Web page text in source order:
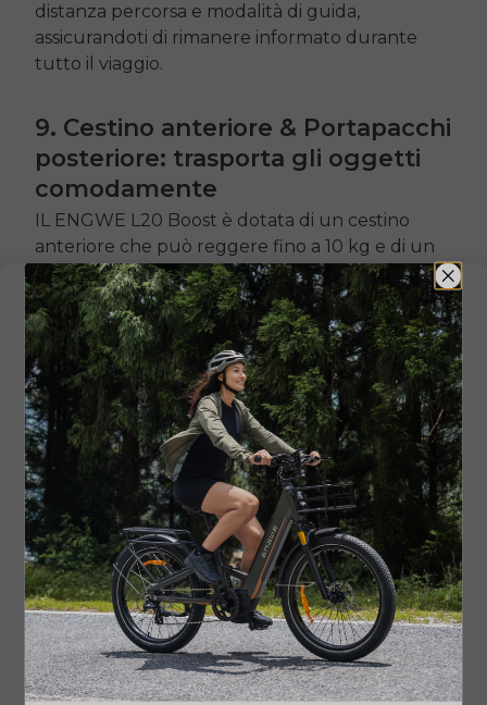
distanza percorsa e modalità di guida,
assicurandoti di rimanere informato durante
tutto il viaggio.
9. Cestino anteriore & Portapacchi
posteriore: trasporta gli oggetti
comodamente
IL ENGWE L20 Boost è dotata di un cestino
anteriore che può reggere fino a 10 kg e di un
portapacchi posteriore che può reggere fino a
25 kg, consentendoti di trasportare facilmente i
tuoi effetti personali e aumentando la praticità
della bici.
10. Luci & Freni: guida in sicurezza
Questa bici elettrica è dotata di luci anteriori,
posteriori e di freni, nonché di freni meccanici. Il
sistema di illuminazione integrato migliora la
visibilità in condizioni di scarsa illuminazione,
mentre i freni a disco meccanici forniscono una
forza frenante affidabile indipendentemente
dalle condizioni atmosferiche. Queste
caratteristiche contribuiscono a migliorare la
sicurezza generale della guida e a garantire
una guida sicura e confortevole.